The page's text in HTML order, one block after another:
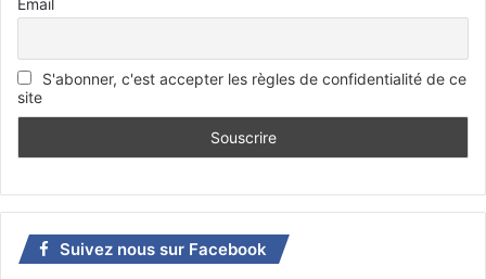
Email
S'abonner, c'est accepter les règles de confidentialité de ce
site
Suivez nous sur Facebook